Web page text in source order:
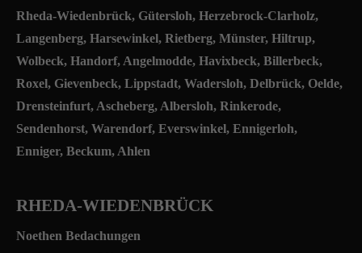
Rheda-Wiedenbrück, Gütersloh, Herzebrock-Clarholz,
Langenberg, Harsewinkel, Rietberg, Münster, Hiltrup,
Wolbeck, Handorf, Angelmodde, Havixbeck, Billerbeck,
Roxel, Gievenbeck, Lippstadt, Wadersloh, Delbrück, Oelde,
Drensteinfurt, Ascheberg, Albersloh, Rinkerode,
Sendenhorst, Warendorf, Everswinkel, Ennigerloh,
Enniger, Beckum, Ahlen
RHEDA-WIEDENBRÜCK
Noethen Bedachungen